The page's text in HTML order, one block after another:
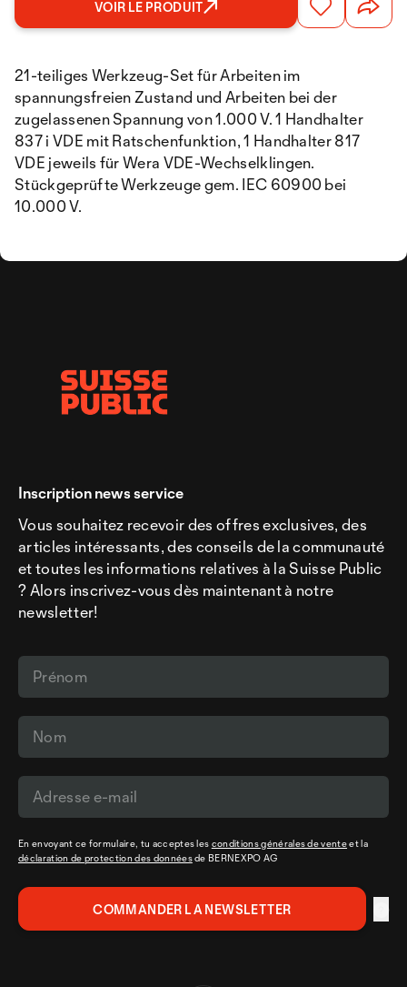
VOIR LE PRODUIT
21-teiliges Werkzeug-Set für Arbeiten im
spannungsfreien Zustand und Arbeiten bei der
zugelassenen Spannung von 1.000 V. 1 Handhalter
837 i VDE mit Ratschenfunktion, 1 Handhalter 817
VDE jeweils für Wera VDE-Wechselklingen.
Stückgeprüfte Werkzeuge gem. IEC 60900 bei
10.000 V.
Inscription news service
Vous souhaitez recevoir des offres exclusives, des
articles intéressants, des conseils de la communauté
et toutes les informations relatives à la Suisse Public
? Alors inscrivez-vous dès maintenant à notre
newsletter!
En envoyant ce formulaire, tu acceptes les conditions générales de venteet la
déclaration de protection des donnéesde BERNEXPO AG